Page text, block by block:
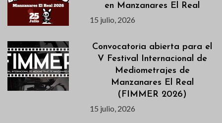
en Manzanares El Real
15 julio, 2026
Convocatoria abierta para el
V Festival Internacional de
Mediometrajes de
Manzanares El Real
(FIMMER 2026)
15 julio, 2026